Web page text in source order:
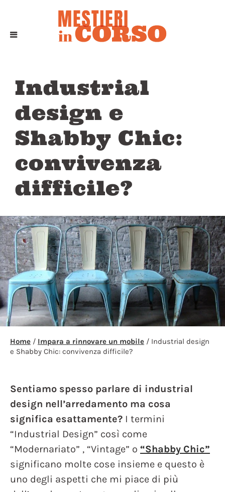
Industrial
design e
Shabby Chic:
convivenza
difficile?
Home / Impara a rinnovare un mobile / Industrial design
e Shabby Chic: convivenza difficile?
Sentiamo spesso parlare di industrial
design nell’arredamento ma cosa
significa esattamente? I termini
“Industrial Design” così come
“Modernariato” , “Vintage” o “Shabby Chic”
significano molte cose insieme e questo è
uno degli aspetti che mi piace di più